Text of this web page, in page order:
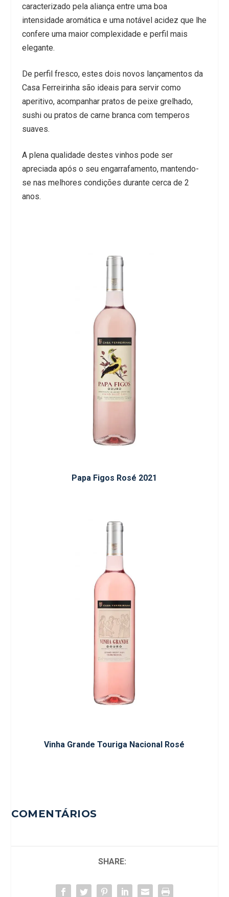
caracterizado pela aliança entre uma boa
intensidade aromática e uma notável acidez que lhe
confere uma maior complexidade e perfil mais
elegante.
De perfil fresco, estes dois novos lançamentos da
Casa Ferreirinha são ideais para servir como
aperitivo, acompanhar pratos de peixe grelhado,
sushi ou pratos de carne branca com temperos
suaves.
A plena qualidade destes vinhos pode ser
apreciada após o seu engarrafamento, mantendo-
se nas melhores condições durante cerca de 2
anos.
Papa Figos Rosé 2021
Vinha Grande Touriga Nacional Rosé
COMENTÁRIOS
SHARE: